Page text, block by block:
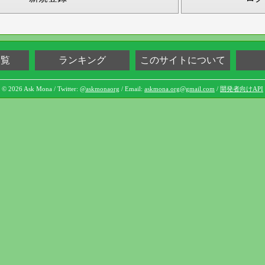
ランキング このサイトについて
© 2026 Ask Mona / Twitter: @askmonaorg / Email: askmona.org@gmail.com / 開発者向けAPI